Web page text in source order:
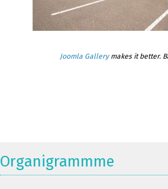
Joomla Gallerymakes it better.
Organigrammme